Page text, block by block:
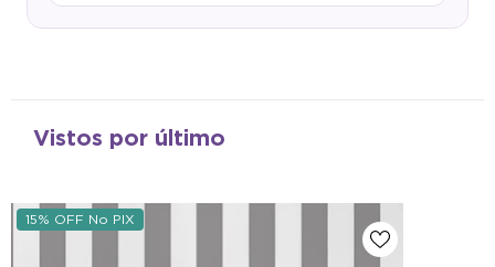
Vistos por último
15% OFF No PIX